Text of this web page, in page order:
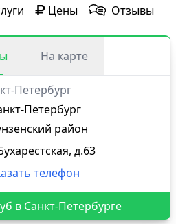
Цены Отзывы
На карте
Петербург
Петербург
район
д.63
телефон
в Санкт-Петербурге